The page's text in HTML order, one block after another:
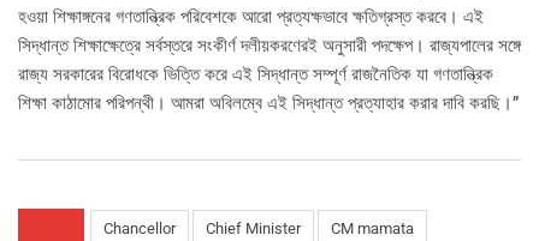
হওয়া শিক্ষাঙ্গনের গণতান্ত্রিক পরিবেশকে আরো প্রত্যক্ষভাবে ক্ষতিগ্রস্ত করবে। এই
সিদ্ধান্ত শিক্ষাক্ষেত্রে সর্বস্তরে সংকীর্ণ দলীয়করণেরই অনুসারী পদক্ষেপ। রাজ্যপালের সঙ্গে
রাজ্য সরকারের বিরোধকে ভিত্তি করে এই সিদ্ধান্ত সম্পূর্ণ রাজনৈতিক যা গণতান্ত্রিক
শিক্ষা কাঠামোর পরিপন্থী। আমরা অবিলম্বে এই সিদ্ধান্ত প্রত্যাহার করার দাবি করছি।”
Chancellor Chief Minister CM mamata